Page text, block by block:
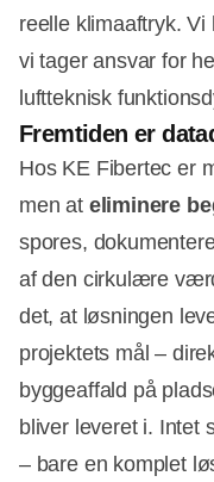
reelle klimaaftryk.
vi tager ansvar for
luftteknisk
Fremtiden er
Hos KE Fibertec er
men at eliminere
spores,
af den cirkulære
det, at løsningen
projektets mål –
byggeaffald på
bliver leveret i. Intet
– bare en komplet